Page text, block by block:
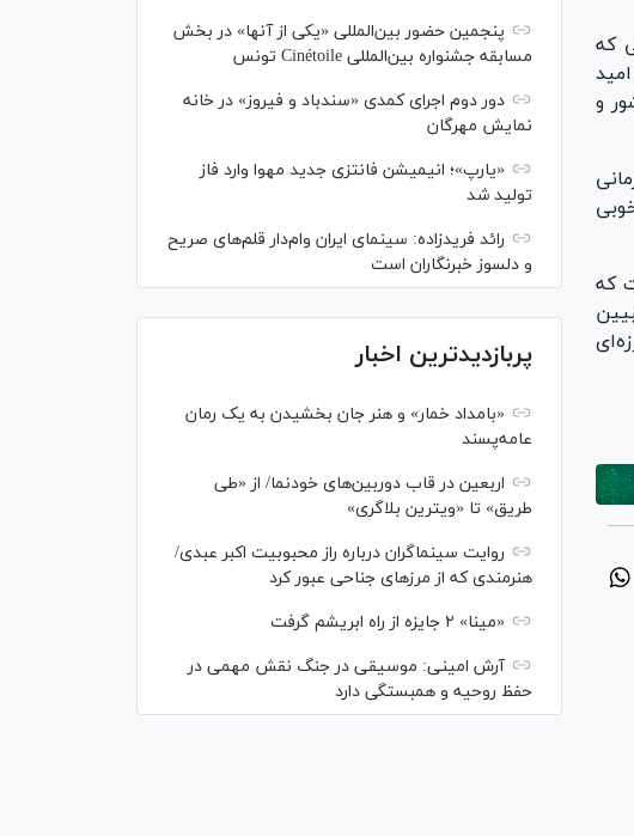
که
و
که
پنجمین حضور بین‌المللی «یکی از آنها» در بخش
مسابقه جشنواره بین‌المللی Cinétoile تونس
دور دوم اجرای کمدی «سندباد و فیروز» در خانه
نمایش مهرگان
«یارپ»؛ انیمیشن فانتزی جدید مهوا وارد فاز
تولید شد
رائد فریدزاده: سینمای ایران وام‌دار قلم‌های صریح
و دلسوز خبرنگاران است
پربازدیدترین اخبار
«بامداد خمار» و هنر جان بخشیدن به یک رمان
عامه‌پسند
اربعین در قاب دوربین‌های خودنما/ از «طی
طریق» تا «ویترین بلاگری»
روایت سینماگران درباره راز محبوبیت اکبر عبدی/
هنرمندی که از مرزهای جناحی عبور کرد
«مینا» ۲ جایزه از راه ابریشم گرفت
آرش امینی: موسیقی در جنگ نقش مهمی در
حفظ روحیه و همبستگی دارد